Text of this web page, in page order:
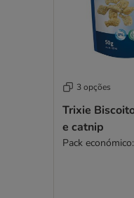
3 opções
Trixie
e catnip
Pack